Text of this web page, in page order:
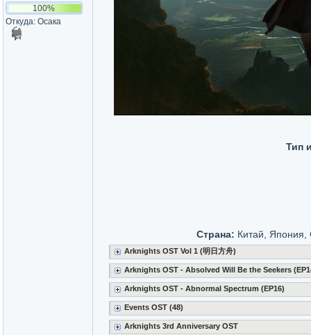
100%
Откуда: Осака
Тип
Страна: Китай,
Arknights OST Vol 1 (明日方舟)
Arknights OST - Absolved Will Be the Seekers
Arknights OST - Abnormal Spectrum (EP16)
Events OST (48)
Arknights 3rd Anniversary OST